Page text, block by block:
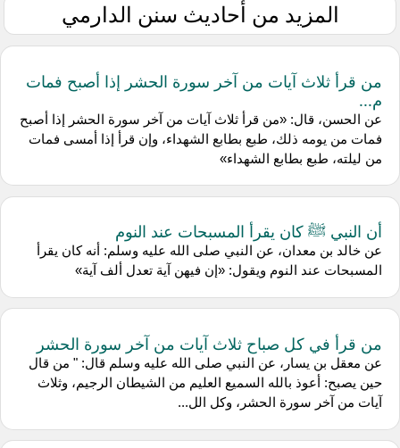
المزيد من أحاديث سنن الدارمي
من قرأ ثلاث آيات من آخر سورة الحشر إذا أصبح فمات
م...
عن الحسن، قال: «من قرأ ثلاث آيات من آخر سورة الحشر إذا أصبح
فمات من يومه ذلك، طبع بطابع الشهداء، وإن قرأ إذا أمسى فمات
من ليلته، طبع بطابع الشهداء»
أن النبي ﷺ كان يقرأ المسبحات عند النوم
عن خالد بن معدان، عن النبي صلى الله عليه وسلم: أنه كان يقرأ
المسبحات عند النوم ويقول: «إن فيهن آية تعدل ألف آية»
من قرأ في كل صباح ثلاث آيات من آخر سورة الحشر
عن معقل بن يسار، عن النبي صلى الله عليه وسلم قال: " من قال
حين يصبح: أعوذ بالله السميع العليم من الشيطان الرجيم، وثلاث
آيات من آخر سورة الحشر، وكل الل...